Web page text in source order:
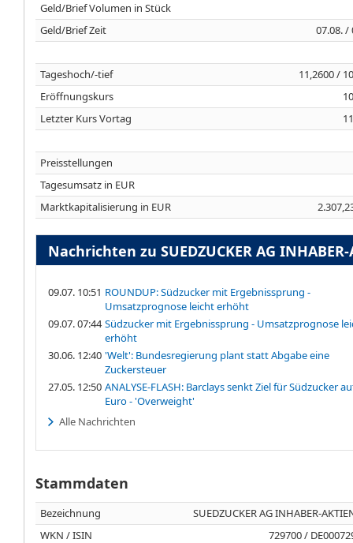
Geld/Brief Volumen in Stück
Geld/Brief Zeit
07.08. /
Tageshoch/-tief
11,2600 /
Eröffnungskurs
Letzter Kurs Vortag
Preisstellungen
Tagesumsatz in EUR
Marktkapitalisierung in EUR
Nachrichten zu SUEDZUCKER AG
09.07. 10:51 ROUNDUP: Südzucker mit Ergebnissprung -
Umsatzprognose leicht erhöht
09.07. 07:44 Südzucker mit Ergebnissprung - Umsatzprognose
erhöht
30.06. 12:40 'Welt': Bundesregierung plant statt Abgabe eine
Zuckersteuer
27.05. 12:50 ANALYSE-FLASH: Barclays senkt Ziel für Südzucker
Euro - 'Overweight'
Alle Nachrichten
Stammdaten
Bezeichnung
SUEDZUCKER AG INHABER-
WKN / ISIN
729700 /